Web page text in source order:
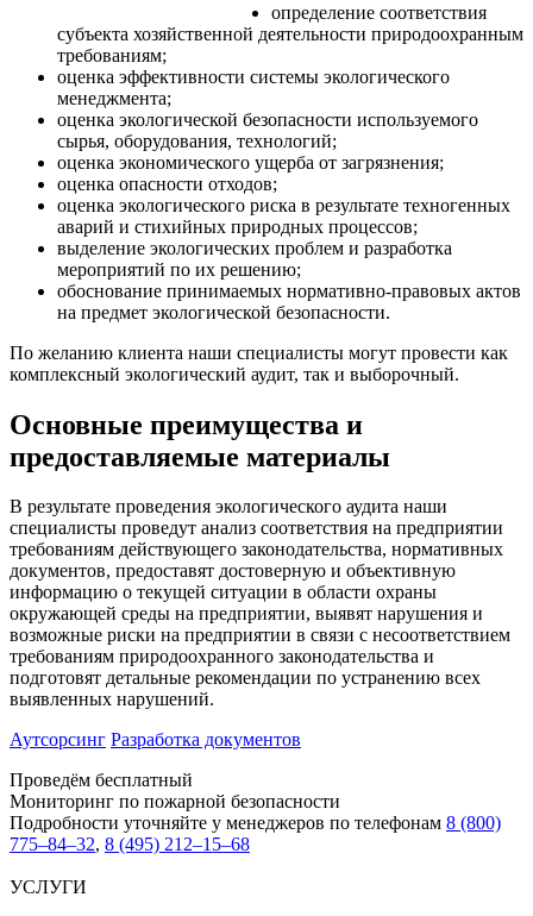
определение соответствия
субъекта хозяйственной деятельности природоохранным
требованиям;
оценка эффективности системы экологического
менеджмента;
оценка экологической безопасности используемого
сырья, оборудования, технологий;
оценка экономического ущерба от загрязнения;
оценка опасности отходов;
оценка экологического риска в результате техногенных
аварий и стихийных природных процессов;
выделение экологических проблем и разработка
мероприятий по их решению;
обоснование принимаемых нормативно-правовых актов
на предмет экологической безопасности.
По желанию клиента наши специалисты могут провести как
комплексный экологический аудит, так и выборочный.
Основные преимущества и
предоставляемые материалы
В результате проведения экологического аудита наши
специалисты проведут анализ соответствия на предприятии
требованиям действующего законодательства, нормативных
документов, предоставят достоверную и объективную
информацию о текущей ситуации в области охраны
окружающей среды на предприятии, выявят нарушения и
возможные риски на предприятии в связи с несоответствием
требованиям природоохранного законодательства и
подготовят детальные рекомендации по устранению всех
выявленных нарушений.
Аутсорсинг Разработка документов
Проведём бесплатный
Мониторинг по пожарной безопасности
Подробности уточняйте у менеджеров по телефонам 8 (800)
775–84–32, 8 (495) 212–15–68
УСЛУГИ